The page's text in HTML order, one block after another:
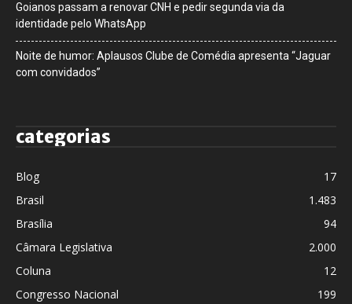
Goianos passam a renovar CNH e pedir segunda via da
identidade pelo WhatsApp
Noite de humor: Aplausos Clube de Comédia apresenta “Jaguar
com convidados”
categorias
Blog
17
Brasil
1.483
Brasília
94
Câmara Legislativa
2.000
Coluna
12
Congresso Nacional
199